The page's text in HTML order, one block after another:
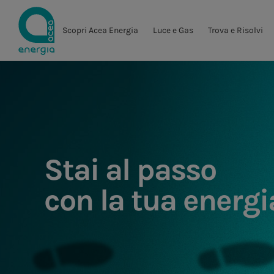
Scopri Acea Energia Luce e Gas Trova e Risolvi
Stai al passo
con la tua